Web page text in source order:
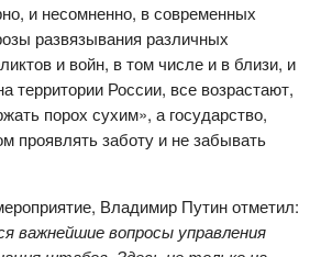
и несомненно, в современных
развязывания различных
и войн, в том числе и в близи, и
территории России, все возрастают,
порох сухим», а государство,
проявлять заботу и не забывать
Владимир Путин отметил:
вопросы управления